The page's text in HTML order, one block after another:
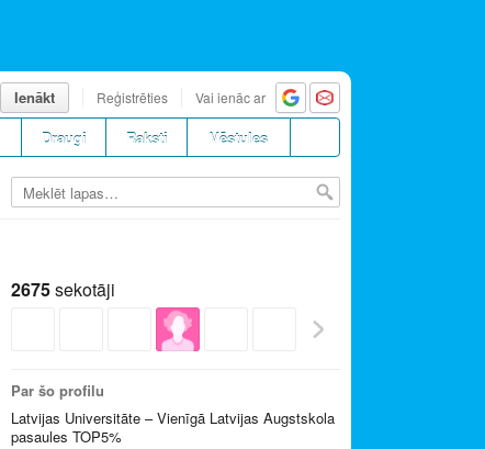
Ienākt Reģistrēties Vai ienāc ar
Draugi Raksti Vēstules
2675sekotāji
Par šo profilu
Latvijas Universitāte – Vienīgā Latvijas Augstskola
pasaules TOP5%